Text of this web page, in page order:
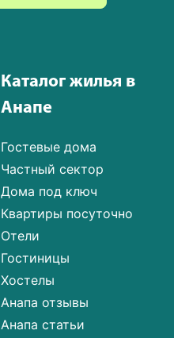
Каталог жилья в
Анапе
Гостевые дома
Частный сектор
Дома под ключ
Квартиры посуточно
Отели
Гостиницы
Хостелы
Анапа отзывы
Анапа статьи